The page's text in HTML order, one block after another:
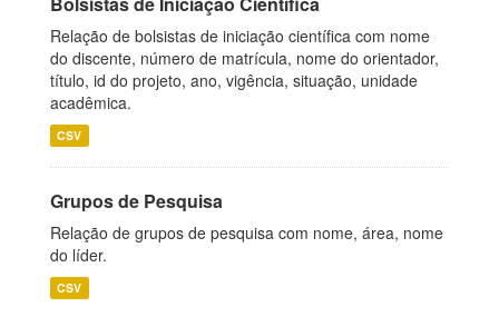
Relação de bolsistas de iniciação científica com nome
do discente, número de matrícula, nome do orientador,
título, id do projeto, ano, vigência, situação, unidade
acadêmica.
CSV
Grupos de Pesquisa
Relação de grupos de pesquisa com nome, área, nome
do líder.
CSV